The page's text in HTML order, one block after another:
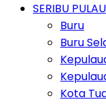
SERIBU PULAU
Buru
Buru
Kota